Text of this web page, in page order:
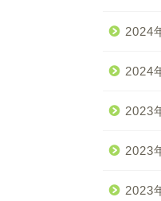
2024
2024
2023
2023
2023